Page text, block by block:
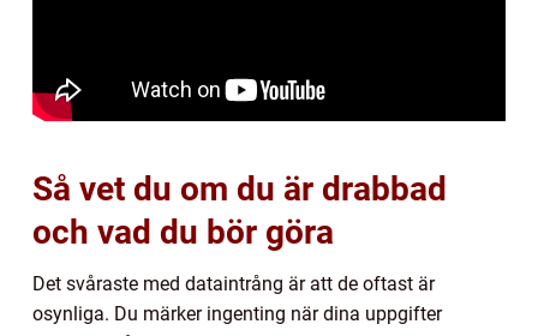
Så vet du om du är drabbad
och vad du bör göra
Det svåraste med dataintrång är att de oftast är
osynliga. Du märker ingenting när dina uppgifter